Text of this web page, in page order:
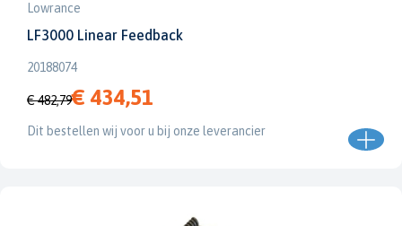
Lowrance
LF3000 Linear Feedback
20188074
€ 482,79€ 434,51
Dit bestellen wij voor u bij onze leverancier